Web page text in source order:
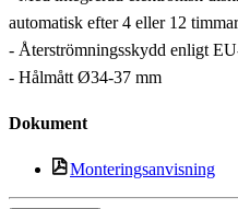
automatisk efter 4 eller 12 timmar
- Återströmningsskydd enligt
- Hålmått Ø34-37 mm
Dokument
Monteringsanvisning